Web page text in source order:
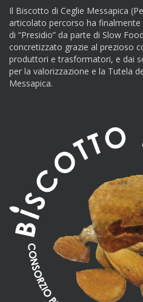
Il Biscotto di Ceglie Messapica
articolato percorso ha
di “Presidio” da parte di Slow
concretizzato grazie al prezioso
produttori e trasformatori, e dai
per la valorizzazione e la Tutela
Messapica.